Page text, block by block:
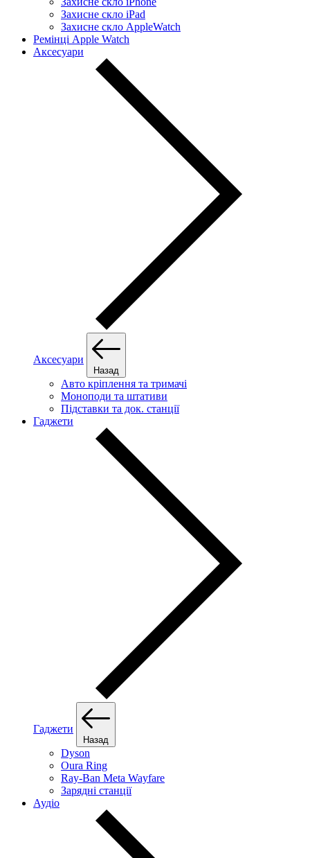
Захисне скло iPad
Захисне скло AppleWatch
Ремінці Apple Watch
Аксесуари
Аксесуари
Назад
Авто кріплення та тримачі
Моноподи та штативи
Підставки та док. станції
Гаджети
Гаджети
Назад
Dyson
Oura Ring
Ray-Ban Meta Wayfare
Зарядні станції
Аудіо